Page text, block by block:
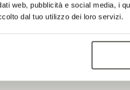
web, pubblicità e social media, i
dal tuo utilizzo dei loro servizi.